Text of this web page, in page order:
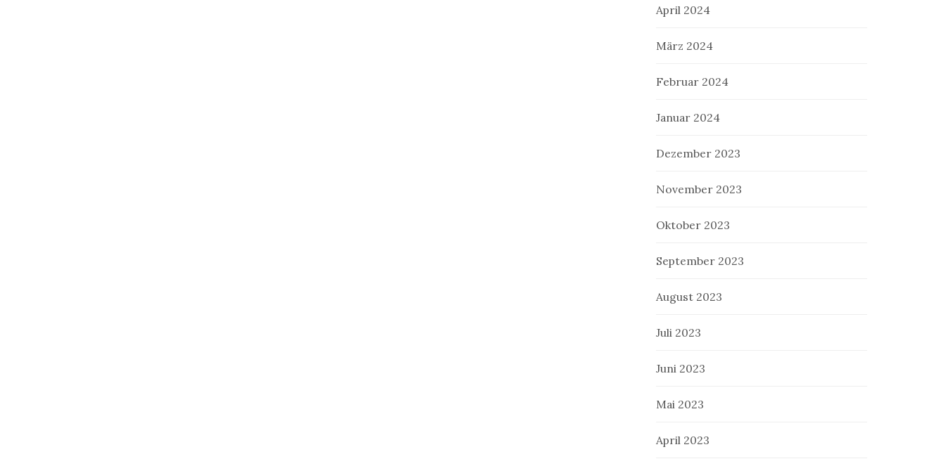
April 2024
März 2024
Februar 2024
Januar 2024
Dezember 2023
November 2023
Oktober 2023
September 2023
August 2023
Juli 2023
Juni 2023
Mai 2023
April 2023